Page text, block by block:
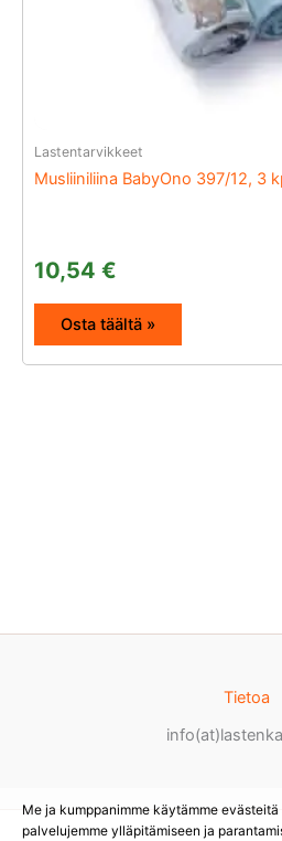
Lastentarvikkeet
Musliiniliina BabyOno 397/12, 3
10,54 €
Osta täältä »
Tietoa
Me ja kumppanimme käytämme
palvelujemme ylläpitämiseen ja